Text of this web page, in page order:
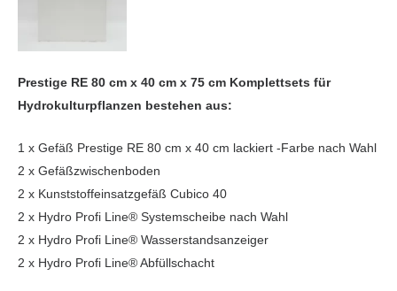
Prestige RE 80 cm x 40 cm x 75 cm Komplettsets für
Hydrokulturpflanzen bestehen aus:
1 x Gefäß Prestige RE 80 cm x 40 cm lackiert -Farbe nach Wahl
2 x Gefäßzwischenboden
2 x Kunststoffeinsatzgefäß Cubico 40
2 x Hydro Profi Line® Systemscheibe nach Wahl
2 x Hydro Profi Line® Wasserstandsanzeiger
2 x Hydro Profi Line® Abfüllschacht